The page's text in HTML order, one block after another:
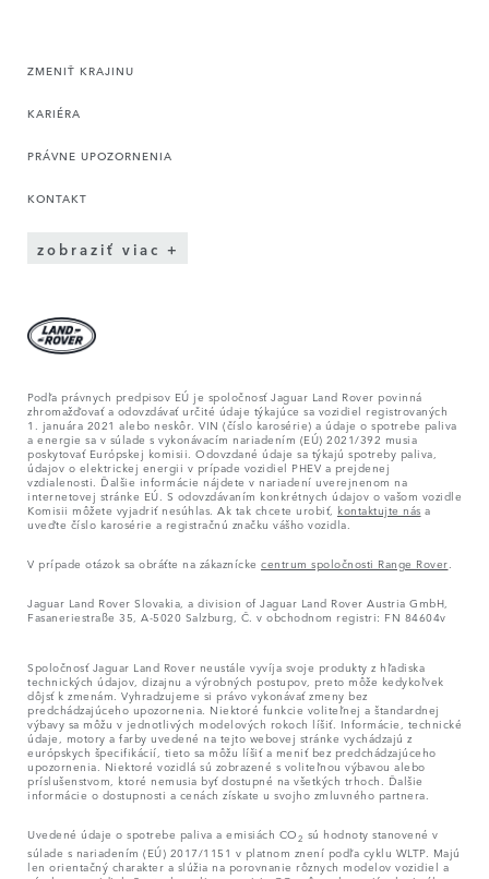
ZMENIŤ KRAJINU
KARIÉRA
PRÁVNE UPOZORNENIA
KONTAKT
zobraziť viac
Podľa právnych predpisov EÚ je spoločnosť Jaguar Land Rover povinná
zhromažďovať a odovzdávať určité údaje týkajúce sa vozidiel registrovaných
1. januára 2021 alebo neskôr. VIN (číslo karosérie) a údaje o spotrebe paliva
a energie sa v súlade s vykonávacím nariadením (EÚ) 2021/392 musia
poskytovať Európskej komisii. Odovzdané údaje sa týkajú spotreby paliva,
údajov o elektrickej energii v prípade vozidiel PHEV a prejdenej
vzdialenosti. Ďalšie informácie nájdete v nariadení uverejnenom na
internetovej stránke EÚ. S odovzdávaním konkrétnych údajov o vašom vozidle
Komisii môžete vyjadriť nesúhlas. Ak tak chcete urobiť, kontaktujte nás a
uveďte číslo karosérie a registračnú značku vášho vozidla.
V prípade otázok sa obráťte na zákaznícke centrum spoločnosti Range Rover
Jaguar Land Rover Slovakia, a division of Jaguar Land Rover Austria GmbH,
Fasaneriestraße 35, A-5020 Salzburg, Č. v obchodnom registri: FN 84604v
Spoločnosť Jaguar Land Rover neustále vyvíja svoje produkty z hľadiska
technických údajov, dizajnu a výrobných postupov, preto môže kedykoľvek
dôjsť k zmenám. Vyhradzujeme si právo vykonávať zmeny bez
predchádzajúceho upozornenia. Niektoré funkcie voliteľnej a štandardnej
výbavy sa môžu v jednotlivých modelových rokoch líšiť. Informácie, technické
údaje, motory a farby uvedené na tejto webovej stránke vychádzajú z
európskych špecifikácií, tieto sa môžu líšiť a meniť bez predchádzajúceho
upozornenia. Niektoré vozidlá sú zobrazené s voliteľnou výbavou alebo
príslušenstvom, ktoré nemusia byť dostupné na všetkých trhoch. Ďalšie
informácie o dostupnosti a cenách získate u svojho zmluvného partnera.
Uvedené údaje o spotrebe paliva a emisiách CO2 sú hodnoty stanovené v
súlade s nariadením (EÚ) 2017/1151 v platnom znení podľa cyklu WLTP. Majú
len orientačný charakter a slúžia na porovnanie rôznych modelov vozidiel a